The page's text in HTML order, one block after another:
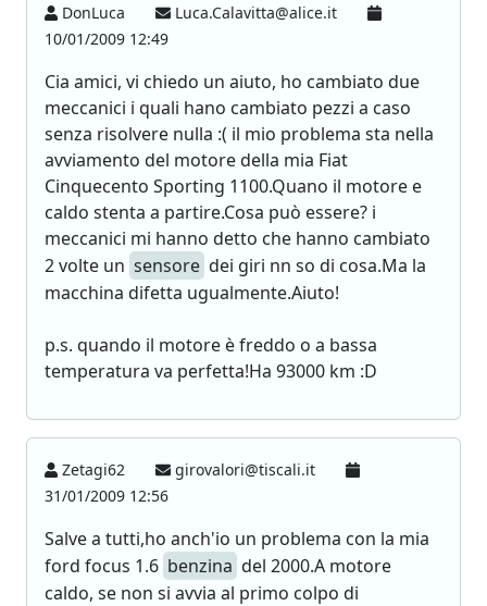
DonLuca
Luca.Calavitta@alice.it
10/01/2009 12:49
Cia amici, vi chiedo un aiuto, ho cambiato due
meccanici i quali hano cambiato pezzi a caso
senza risolvere nulla :( il mio problema sta nella
avviamento del motore della mia Fiat
Cinquecento Sporting 1100.Quano il motore e
caldo stenta a partire.Cosa può essere? i
meccanici mi hanno detto che hanno cambiato
2 volte un sensore dei giri nn so di cosa.Ma la
macchina difetta ugualmente.Aiuto!
p.s. quando il motore è freddo o a bassa
temperatura va perfetta!Ha 93000 km :D
Zetagi62
girovalori@tiscali.it
31/01/2009 12:56
Salve a tutti,ho anch'io un problema con la mia
ford focus 1.6 benzina del 2000.A motore
caldo, se non si avvia al primo colpo di